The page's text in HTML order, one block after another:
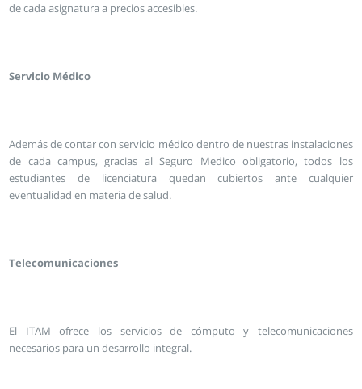
de cada asignatura a precios accesibles.
Servicio Médico
Además de contar con servicio médico dentro de nuestras instalaciones
de cada campus, gracias al Seguro Medico obligatorio, todos los
estudiantes de licenciatura quedan cubiertos ante cualquier
eventualidad en materia de salud.
Telecomunicaciones
El ITAM ofrece los servicios de cómputo y telecomunicaciones
necesarios para un desarrollo integral.